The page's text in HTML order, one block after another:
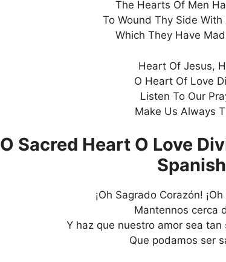
The Hearts Of Men
To Wound Thy Side With
Which They Have
Heart Of Jesus,
O Heart Of Love
Listen To Our
Make Us Always
O Sacred Heart O Love
Spanish
¡Oh Sagrado Corazón!
Mantennos cerca
Y haz que nuestro amor sea tan
Que podamos ser